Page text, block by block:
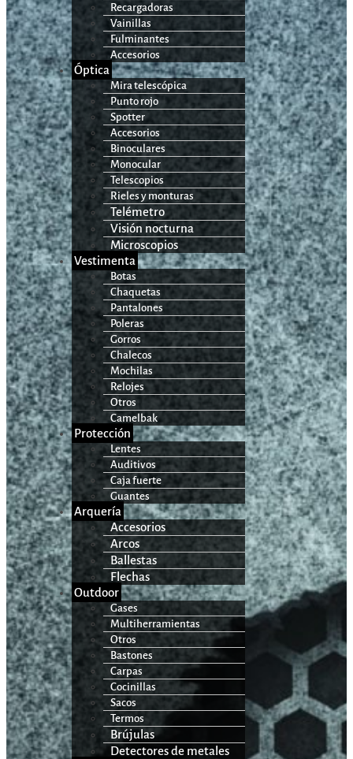
Recargadoras
Vainillas
Fulminantes
Accesorios
Óptica
Mira telescópica
Punto rojo
Spotter
Accesorios
Binoculares
Monocular
Telescopios
Rieles y monturas
Telémetro
Visión nocturna
Microscopios
Vestimenta
Botas
Chaquetas
Pantalones
Poleras
Gorros
Chalecos
Mochilas
Relojes
Otros
Camelbak
Protección
Lentes
Auditivos
Caja fuerte
Guantes
Arquería
Accesorios
Arcos
Ballestas
Flechas
Outdoor
Gases
Multiherramientas
Otros
Bastones
Carpas
Cocinillas
Sacos
Termos
Brújulas
Detectores de metales